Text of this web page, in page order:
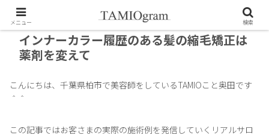
インナーカラー履歴のある髪の縮毛矯正は
薬剤を変えて
こんにちは、千葉県柏市で美容師をしているTAMIOこと奥田です
＾＾
この記事ではお客さまの実際の施術例を発信していくリアルサロ
メニュー 検索